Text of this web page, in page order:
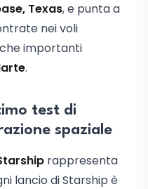
Texas, e punta a
nei voli
importanti
.
test di
spaziale
rappresenta
lancio di Starship è